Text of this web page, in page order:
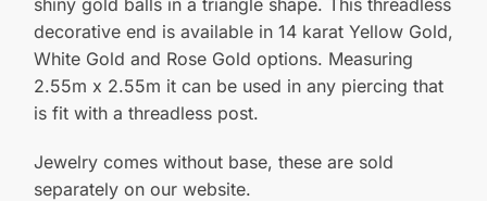
shiny gold balls in a triangle shape. This threadless
decorative end is available in 14 karat Yellow Gold,
White Gold and Rose Gold options. Measuring
2.55m x 2.55m it can be used in any piercing that
is fit with a threadless post.
Jewelry comes without base, these are sold
separately on our website.